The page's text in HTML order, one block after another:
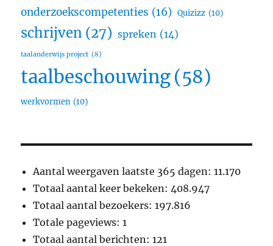
onderzoekscompetenties (16) Quizizz (10)
schrijven (27) spreken (14)
taalanderwijs project (8)
taalbeschouwing(58)
werkvormen (10)
Aantal weergaven laatste 365 dagen:11.170
Totaal aantal keer bekeken: 408.947
Totaal aantal bezoekers:197.816
Totale pageviews:1
Totaal aantal berichten:121